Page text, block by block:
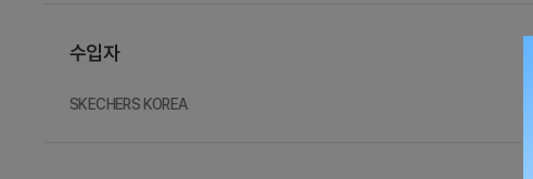
수입자
SKECHERS KOREA